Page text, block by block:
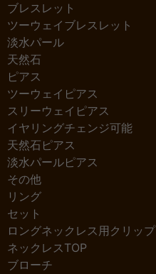
ブレスレット
ツーウェイブレスレット
淡水パール
天然石
ピアス
ツーウェイピアス
スリーウェイピアス
イヤリングチェンジ可能
天然石ピアス
淡水パールピアス
その他
リング
セット
ロングネックレス用クリップ
ネックレスTOP
ブローチ